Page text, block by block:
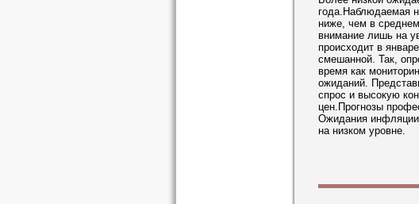
года.Наблюдаемая
ниже, чем в
внимание лишь на
происходит в
смешанной. Так,
время как
ожиданий.
спрос и высокую
цен.Прогнозы
Ожидания
на низком уровне.